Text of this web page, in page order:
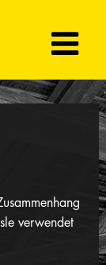
verwendet